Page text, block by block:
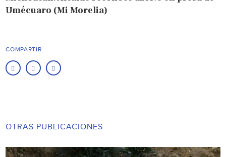
Umécuaro (Mi Morelia)
COMPARTIR
OTRAS PUBLICACIONES